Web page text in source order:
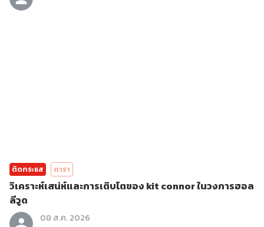
ติดกระแส ดารา
วิเคราะห์เสน่ห์และการเติบโตของ kit connor ในวงการฮอล
ลีวูด
08 ส.ค. 2026